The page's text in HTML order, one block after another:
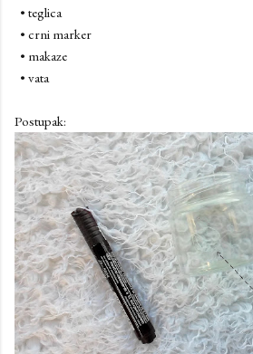
• teglica
• crni marker
• makaze
• vata
Postupak: